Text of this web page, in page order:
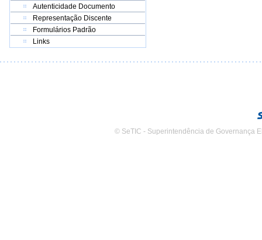
Autenticidade Documento
Representação Discente
Formulários Padrão
Links
© SeTIC - Superintendência de Governança